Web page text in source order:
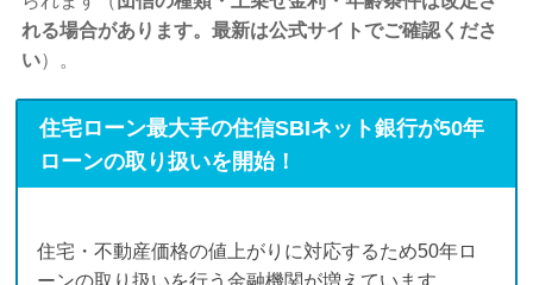
れる場合があります。最新は公式サイトでご確認くださ
い）。
住宅ローン最大手の住信SBIネット銀行が50年
ローンの取り扱いを開始！
住宅・不動産価格の値上がりに対応するため50年ロ